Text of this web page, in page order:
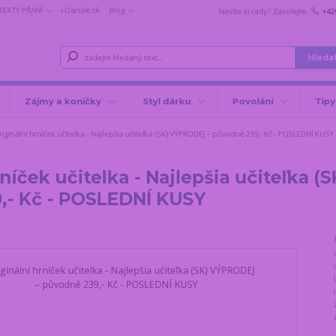
PŘÁNÍ i-Darcek.sk Blog Nevíte si rady? Zavolejte.
Zájmy a koníčky Styl dárku Povolání
hrníček učitelka - Najlepšia učiteľka (SK) VÝPRODEJ – původně 239,- Kč - POSLEDNÍ KUSY
učitelka - Najlepšia učiteľka
Kč - POSLEDNÍ KUSY